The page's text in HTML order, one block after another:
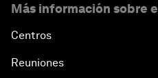
Más información sobre
Centros
Reuniones